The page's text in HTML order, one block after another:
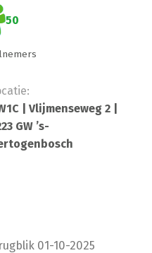
50
| Vlijmenseweg 2 |
GW ’s-
01-10-2025